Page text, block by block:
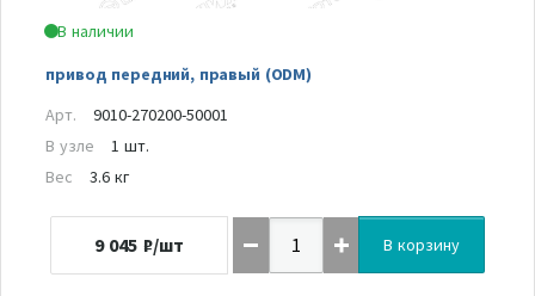
В наличии
привод передний, правый (ODM)
Арт.
9010-270200-50001
В узле
1 шт.
Вес
3.6 кг
9 045 ₽/шт В корзину